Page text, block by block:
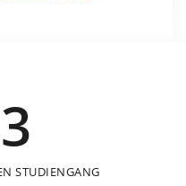
STUDIENGANG